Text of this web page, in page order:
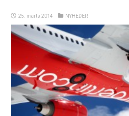
25. marts 2014 NYHEDER